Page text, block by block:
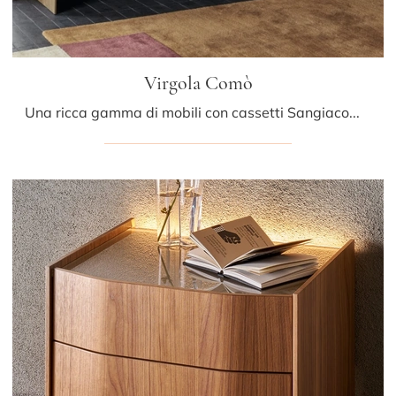
Virgola Comò
Una ricca gamma di mobili con cassetti Sangiacomo: i comodini design in legno, come Virgola Comò, sono tra le proposte più originali.